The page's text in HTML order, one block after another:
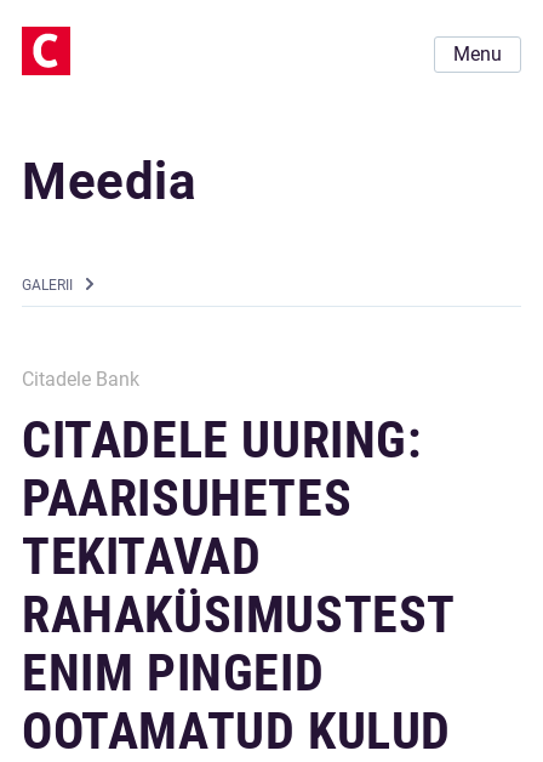
Menu
Meedia
GALERII
Citadele Bank
CITADELE UURING:
PAARISUHETES
TEKITAVAD
RAHAKÜSIMUSTEST
ENIM PINGEID
OOTAMATUD KULUD